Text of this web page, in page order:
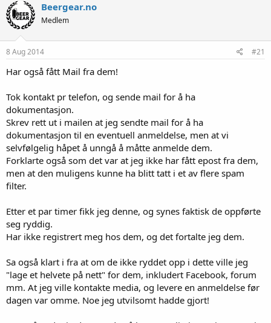
Beergear.no
Medlem
8 Aug 2014 #21
Har også fått Mail fra dem!
Tok kontakt pr telefon, og sende mail for å ha
dokumentasjon.
Skrev rett ut i mailen at jeg sendte mail for å ha
dokumentasjon til en eventuell anmeldelse, men at vi
selvfølgelig håpet å unngå å måtte anmelde dem.
Forklarte også som det var at jeg ikke har fått epost fra dem,
men at den muligens kunne ha blitt tatt i et av flere spam
filter.
Etter et par timer fikk jeg denne, og synes faktisk de oppførte
seg ryddig.
Har ikke registrert meg hos dem, og det fortalte jeg dem.
Sa også klart i fra at om de ikke ryddet opp i dette ville jeg
"lage et helvete på nett" for dem, inkludert Facebook, forum
mm. At jeg ville kontakte media, og levere en anmeldelse før
dagen var omme. Noe jeg utvilsomt hadde gjort!